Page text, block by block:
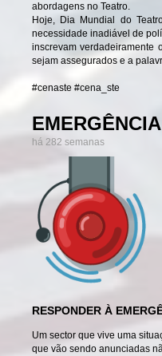
abordagens no Teatro.
Hoje, Dia Mundial do
necessidade inadiável de
inscrevam verdadeiramente
sejam assegurados e a
#cenaste #cena_ste
EMERGÊNCIA
há 282 semanas
RESPONDER À
Um sector que vive uma
que vão sendo anunciadas